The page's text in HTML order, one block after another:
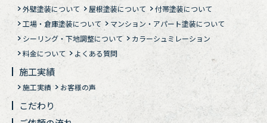
外壁塗装について 屋根塗装について
付帯塗装について
工場・倉庫塗装について
マンション・アパート塗装について
シーリング・下地調整について
カラーシュミレーション
料金について
よくある質問
施工実績
施工実績 お客様の声
こだわり